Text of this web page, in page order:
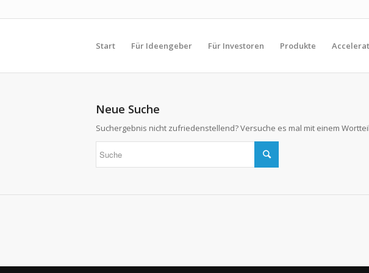
Start Für Ideengeber Für Investoren Produkte
Neue Suche
Suchergebnis nicht zufriedenstellend? Versuche es mal mit einem